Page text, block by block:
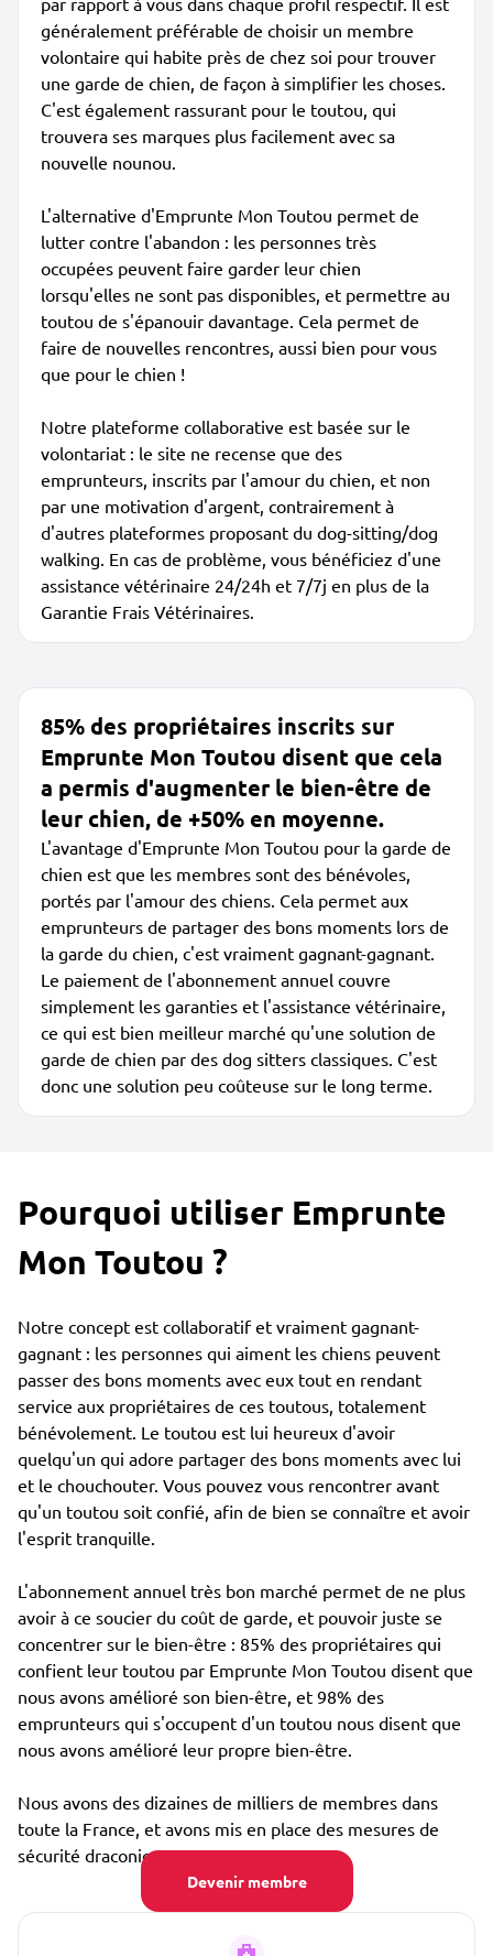
Devenir membre
généralement préférable de choisir un membre
volontaire qui habite près de chez soi pour trouver
une garde de chien, de façon à simplifier les choses.
C'est également rassurant pour le toutou, qui
trouvera ses marques plus facilement avec sa
nouvelle nounou.
L'alternative d'Emprunte Mon Toutou permet de
lutter contre l'abandon : les personnes très
occupées peuvent faire garder leur chien
lorsqu'elles ne sont pas disponibles, et permettre au
toutou de s'épanouir davantage. Cela permet de
faire de nouvelles rencontres, aussi bien pour vous
que pour le chien !
Notre plateforme collaborative est basée sur le
volontariat : le site ne recense que des
emprunteurs, inscrits par l'amour du chien, et non
par une motivation d'argent, contrairement à
d'autres plateformes proposant du dog-sitting/dog
walking. En cas de problème, vous bénéficiez d'une
assistance vétérinaire 24/24h et 7/7j en plus de la
Garantie Frais Vétérinaires.
85% des propriétaires inscrits sur
Emprunte Mon Toutou disent que cela
a permis d'augmenter le bien-être de
leur chien, de +50% en moyenne.
L'avantage d'Emprunte Mon Toutou pour la garde de
chien est que les membres sont des bénévoles,
portés par l'amour des chiens. Cela permet aux
emprunteurs de partager des bons moments lors de
la garde du chien, c'est vraiment gagnant-gagnant.
Le paiement de l'abonnement annuel couvre
simplement les garanties et l'assistance vétérinaire,
ce qui est bien meilleur marché qu'une solution de
garde de chien par des dog sitters classiques. C'est
donc une solution peu coûteuse sur le long terme.
Pourquoi utiliser Emprunte
Mon Toutou ?
Notre concept est collaboratif et vraiment gagnant-
gagnant : les personnes qui aiment les chiens peuvent
passer des bons moments avec eux tout en rendant
service aux propriétaires de ces toutous, totalement
bénévolement. Le toutou est lui heureux d'avoir
quelqu'un qui adore partager des bons moments avec lui
et le chouchouter. Vous pouvez vous rencontrer avant
qu'un toutou soit confié, afin de bien se connaître et avoir
l'esprit tranquille.
L'abonnement annuel très bon marché permet de ne plus
avoir à ce soucier du coût de garde, et pouvoir juste se
concentrer sur le bien-être : 85% des propriétaires qui
confient leur toutou par Emprunte Mon Toutou disent que
nous avons amélioré son bien-être, et 98% des
emprunteurs qui s'occupent d'un toutou nous disent que
nous avons amélioré leur propre bien-être.
Nous avons des dizaines de milliers de membres dans
toute la France, et avons mis en place des mesures de
sécurité draconiennes, notamment :